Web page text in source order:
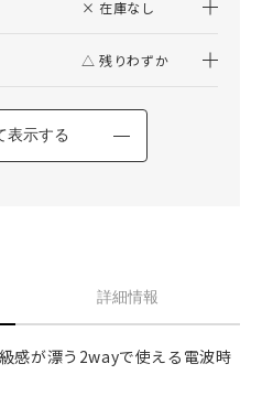
詳細情報
感が漂う2wayで使える電波時
× 在庫なし
△ 残りわずか
表示する